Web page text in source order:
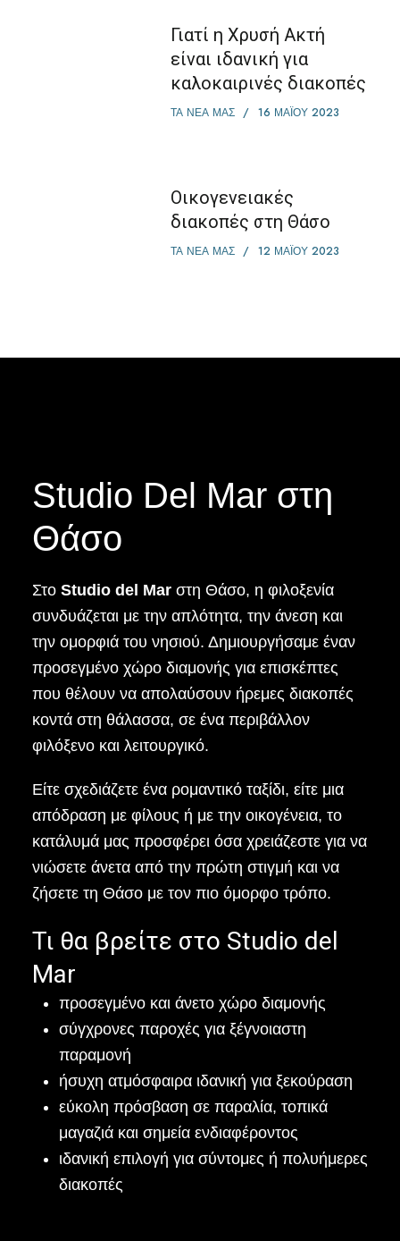
Γιατί η Χρυσή Ακτή
είναι ιδανική για
καλοκαιρινές διακοπές
ΤΑ ΝΕΑ ΜΑΣ 16 ΜΑΪ́ΟΥ 2023
Οικογενειακές
διακοπές στη Θάσο
ΤΑ ΝΕΑ ΜΑΣ 12 ΜΑΪ́ΟΥ 2023
Studio Del Mar στη
Θάσο
Στο Studio del Marστη Θάσο, η φιλοξενία
συνδυάζεται με την απλότητα, την άνεση και
την ομορφιά του νησιού. Δημιουργήσαμε έναν
προσεγμένο χώρο διαμονής για επισκέπτες
που θέλουν να απολαύσουν ήρεμες διακοπές
κοντά στη θάλασσα, σε ένα περιβάλλον
φιλόξενο και λειτουργικό.
Είτε σχεδιάζετε ένα ρομαντικό ταξίδι, είτε μια
απόδραση με φίλους ή με την οικογένεια, το
κατάλυμά μας προσφέρει όσα χρειάζεστε για να
νιώσετε άνετα από την πρώτη στιγμή και να
ζήσετε τη Θάσο με τον πιο όμορφο τρόπο.
Τι θα βρείτε στο Studio del
Mar
προσεγμένο και άνετο χώρο διαμονής
σύγχρονες παροχές για ξέγνοιαστη
παραμονή
ήσυχη ατμόσφαιρα ιδανική για ξεκούραση
εύκολη πρόσβαση σε παραλία, τοπικά
μαγαζιά και σημεία ενδιαφέροντος
ιδανική επιλογή για σύντομες ή πολυήμερες
διακοπές